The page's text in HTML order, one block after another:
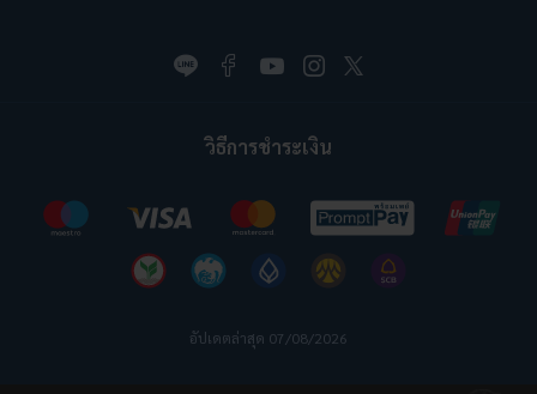
วิธีการชำระเงิน
อัปเดตล่าสุด 07/08/2026